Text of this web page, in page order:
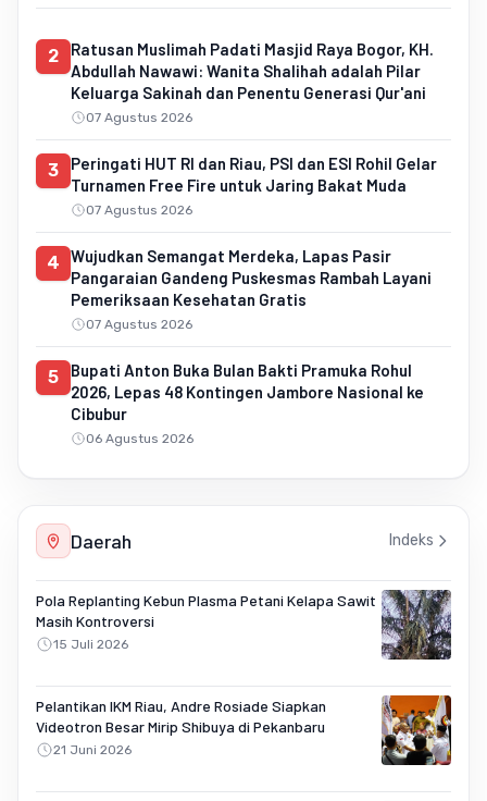
2
Ratusan Muslimah Padati Masjid Raya Bogor, KH.
Abdullah Nawawi: Wanita Shalihah adalah Pilar
Keluarga Sakinah dan Penentu Generasi Qur'ani
07 Agustus 2026
3
Peringati HUT RI dan Riau, PSI dan ESI Rohil Gelar
Turnamen Free Fire untuk Jaring Bakat Muda
07 Agustus 2026
4
Wujudkan Semangat Merdeka, Lapas Pasir
Pangaraian Gandeng Puskesmas Rambah Layani
Pemeriksaan Kesehatan Gratis
07 Agustus 2026
5
Bupati Anton Buka Bulan Bakti Pramuka Rohul
2026, Lepas 48 Kontingen Jambore Nasional ke
Cibubur
06 Agustus 2026
Daerah Indeks
Pola Replanting Kebun Plasma Petani Kelapa Sawit
Masih Kontroversi
15 Juli 2026
Pelantikan IKM Riau, Andre Rosiade Siapkan
Videotron Besar Mirip Shibuya di Pekanbaru
21 Juni 2026